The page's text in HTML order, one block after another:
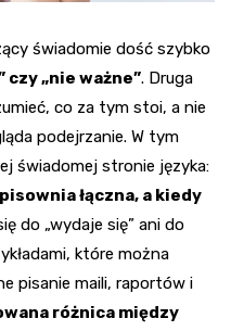
świadomie dość szybko
czy „nie ważne”. Druga
co za tym stoi, a nie
podejrzanie. W tym
świadomej stronie języka:
łączna, a kiedy
do „wydaje się” ani do
które można
pisanie maili, raportów i
różnica między